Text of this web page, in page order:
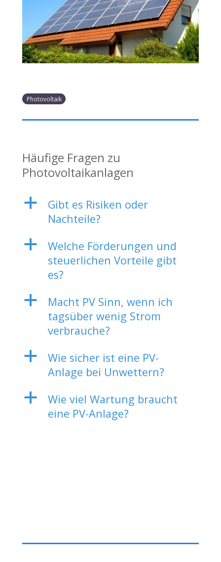
Photovoltaik
Häufige Fragen zu
Photovoltaikanlagen
a
Gibt es Risiken oder
Nachteile?
a
Welche Förderungen und
steuerlichen Vorteile gibt
es?
a
Macht PV Sinn, wenn ich
tagsüber wenig Strom
verbrauche?
a
Wie sicher ist eine PV-
Anlage bei Unwettern?
a
Wie viel Wartung braucht
eine PV-Anlage?